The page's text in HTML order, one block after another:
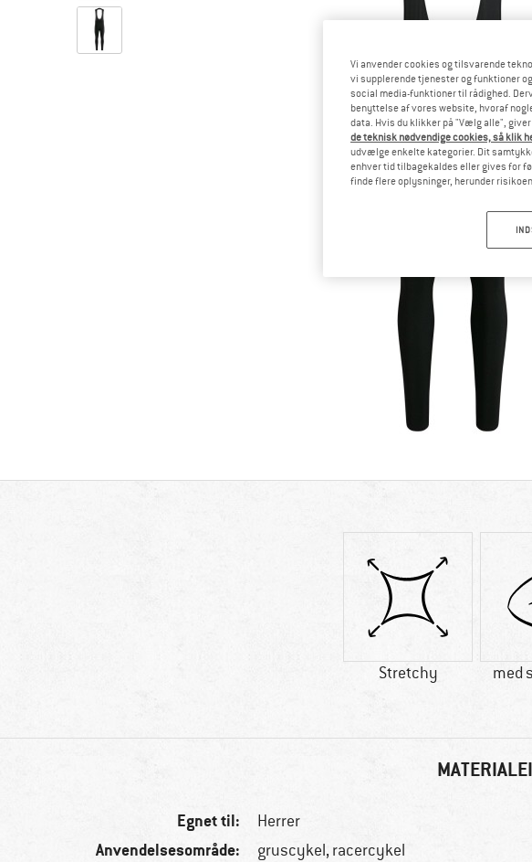
Stretchy med
Egnet til: Herrer
Anvendelsesområde: gruscykel, racercykel
Vi anvender cookies og tilsvarende
vi supplerende tjenester og funktioner
social media-funktioner til rådighed.
benyttelse af vores website, hvoraf
data. Hvis du klikker på "Vælg alle",
de teknisk nødvendige cookies, så klik
udvælge enkelte kategorier. Dit
enhver tid tilbagekaldes eller gives for
finde flere oplysninger, herunder